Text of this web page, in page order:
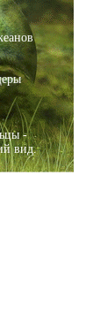
-
вид.